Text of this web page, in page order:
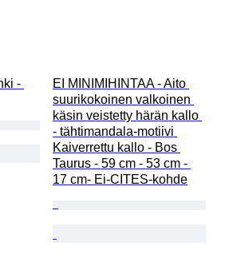
-
EI MINIMIHINTAA - Aito
suurikokoinen valkoinen
käsin veistetty härän kallo
- tähtimandala-motiivi
Kaiverrettu kallo - Bos
Taurus - 59 cm - 53 cm -
17 cm- Ei-CITES-kohde